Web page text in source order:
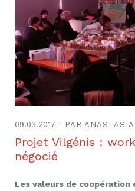
09.03.2017 PAR
Projet Vilgénis :
négocié
Les valeurs de